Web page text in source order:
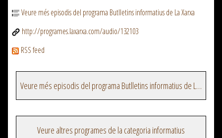
Veure més episodis del programa Butlletins informatius de La Xarxa
http://programes.laxarxa.com/audio/132103
RSS feed
Veure més episodis del programa Butlletins informatius de La Xarxa
Veure altres programes de la categoria informatius